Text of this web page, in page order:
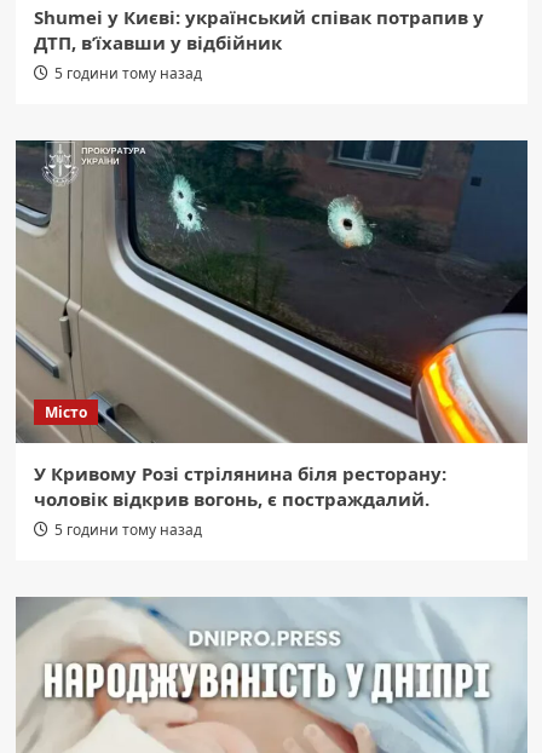
Shumei у Києві: український співак потрапив у
ДТП, в’їхавши у відбійник
5 години тому назад
Місто
У Кривому Розі стрілянина біля ресторану:
чоловік відкрив вогонь, є постраждалий.
5 години тому назад